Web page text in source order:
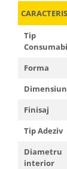
Tip
Forma
Finisaj
Tip Adeziv
Diametru
interior